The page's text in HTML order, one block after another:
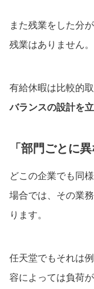
また残業をした分
残業はありません。
有給休暇は比較的
バランスの設計を
「部門ごとに
どこの企業でも同
場合では、その業
ります。
任天堂でもそれは
容によっては負荷